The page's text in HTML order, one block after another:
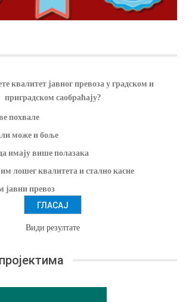
квалитет јавног превоза у градском и
приградском саобраћају?
похвале
може и боље
имају више полазака
им лошег квалитета и стално касне
јавни превоз
Види резултате